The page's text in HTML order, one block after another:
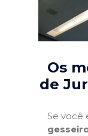
Os
de
Se você